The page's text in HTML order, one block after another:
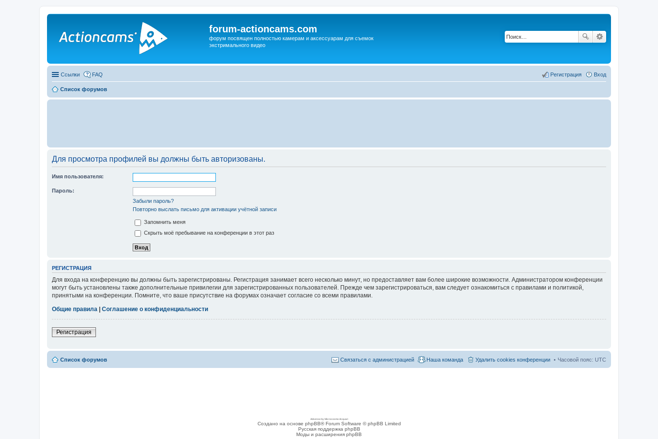
forum-actioncams.com
форум посвящен полностью камерам и аксессуарам для съемок
экстримального видео
Ссылки FAQ Вход
Регистрация
Список форумов
Для просмотра профилей вы должны быть авторизованы.
Имя пользователя:
Пароль:
Забыли пароль?
Повторно выслать письмо для активации учётной записи
Запомнить меня
Скрыть моё пребывание на конференции в этот раз
РЕГИСТРАЦИЯ
Для входа на конференцию вы должны быть зарегистрированы. Регистрация занимает всего несколько минут, но предоставляет вам более широкие возможности. Администратором конференции
могут быть установлены также дополнительные привилегии для зарегистрированных пользователей. Прежде чем зарегистрироваться, вам следует ознакомиться с правилами и политикой,
принятыми на конференции. Помните, что ваше присутствие на форумах означает согласие со всеми правилами.
Общие правила | Соглашение о конфиденциальности
Регистрация
Список форумов Часовой пояс: UTC
Удалить cookies конференции
Наша команда
Связаться с администрацией
Adsense by Microcosmo Acquari
Создано на основе phpBB® Forum Software © phpBB Limited
Русская поддержка phpBB
Моды и расширения phpBB